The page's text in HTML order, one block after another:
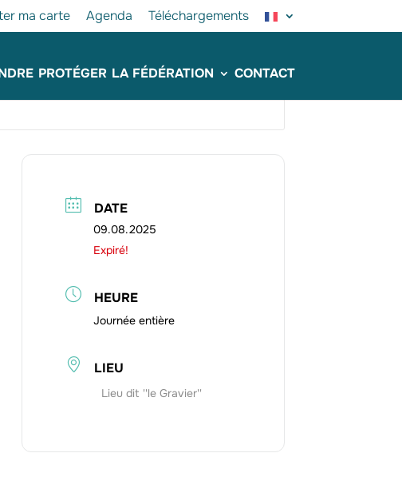
ma carte Agenda Téléchargements
PROTÉGER LA FÉDÉRATION CONTACT
DATE
09.08.2025
Expiré!
HEURE
Journée entière
LIEU
Lieu dit ''le Gravier''